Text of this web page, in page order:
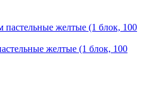
желтые (1 блок, 100